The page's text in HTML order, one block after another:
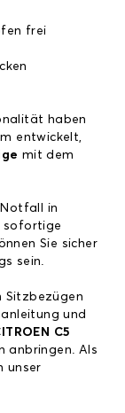
frei
haben
entwickelt,
mit dem
in
sofortige
Sie sicher
sein.
Sitzbezügen
und
C5
anbringen. Als
unser